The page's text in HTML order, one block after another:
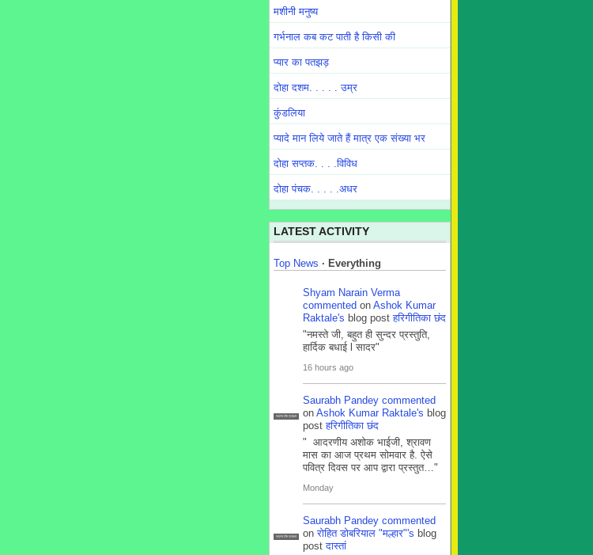
मशीनी मनुष्य
गर्भनाल कब कट पाती है किसी की
प्यार का पतझड़
दोहा दशम. . . . . उम्र
कुंडलिया
प्यादे मान लिये जाते हैं मात्र एक संख्या भर
दोहा सप्तक. . . .विविध
दोहा पंचक. . . . .अधर
LATEST ACTIVITY
Top News · Everything
Shyam Narain Verma
commented on Ashok Kumar
Raktale's blog postहरिगीतिका छंद
"नमस्ते जी, बहुत ही सुन्दर प्रस्तुति,
हार्दिक बधाई l सादर"
16 hours ago
सदस्य टीम प्रबंधन
Saurabh Pandey commented
on Ashok Kumar Raktale's blog
postहरिगीतिका छंद
" आदरणीय अशोक भाईजी, श्रावण
मास का आज प्रथम सोमवार है. ऐसे
पवित्र दिवस पर आप द्वारा प्रस्तुत…"
Monday
सदस्य टीम प्रबंधन
Saurabh Pandey commented
onरोहित डोबरियाल "मल्हार"'s blog
postदास्तां